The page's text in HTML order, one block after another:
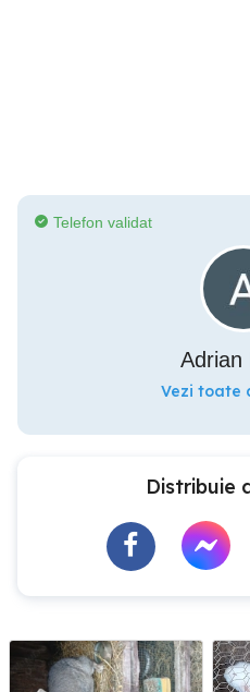
Telefon validat
Adrian
Vezi toate
Distribuie